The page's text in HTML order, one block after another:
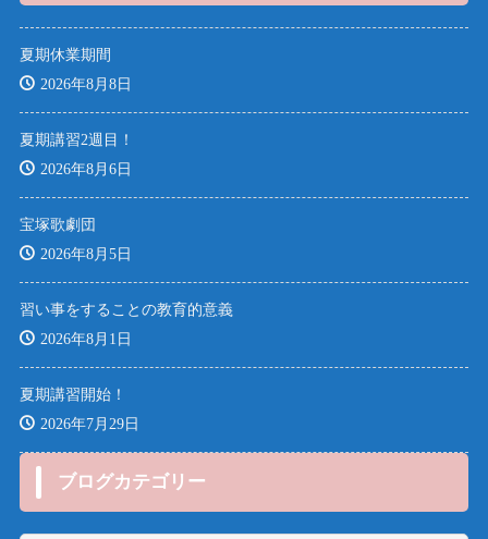
夏期休業期間
2026年8月8日
夏期講習2週目！
2026年8月6日
宝塚歌劇団
2026年8月5日
習い事をすることの教育的意義
2026年8月1日
夏期講習開始！
2026年7月29日
ブログカテゴリー